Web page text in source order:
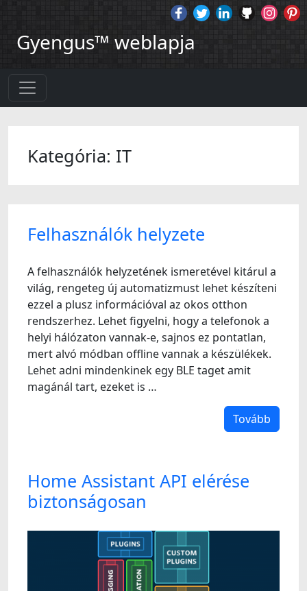
Gyengus™ weblapja
Kategória: IT
Felhasználók helyzete
A felhasználók helyzetének ismeretével kitárul a
világ, rengeteg új automatizmust lehet készíteni
ezzel a plusz információval az okos otthon
rendszerhez. Lehet figyelni, hogy a telefonok a
helyi hálózaton vannak-e, sajnos ez pontatlan,
mert alvó módban offline vannak a készülékek.
Lehet adni mindenkinek egy BLE taget amit
magánál tart, ezeket is …
Tovább
Home Assistant API elérése
biztonságosan